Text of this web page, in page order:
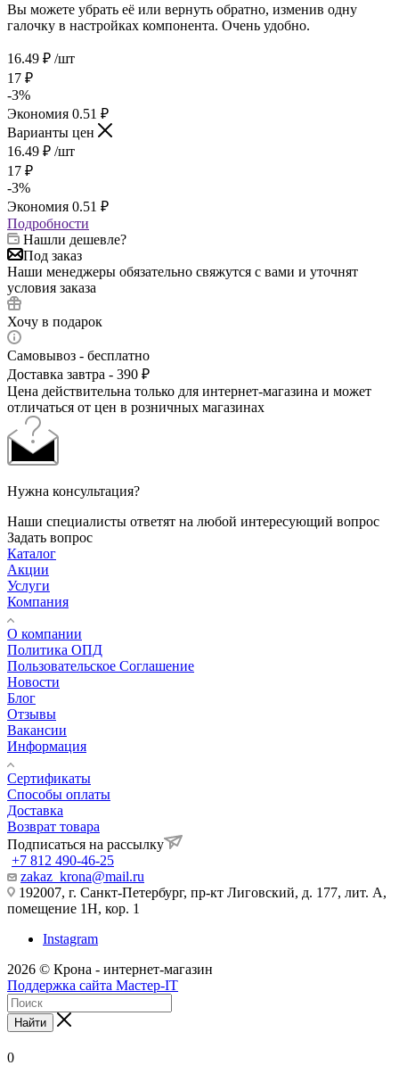
Вы можете убрать её или вернуть обратно, изменив одну
галочку в настройках компонента. Очень удобно.
16.49 ₽ /шт
17 ₽
-3%
Экономия 0.51 ₽
Варианты цен
16.49 ₽ /шт
17 ₽
-3%
Экономия 0.51 ₽
Подробности
Нашли дешевле?
Под заказ
Наши менеджеры обязательно свяжутся с вами и уточнят
условия заказа
Хочу в подарок
Самовывоз - бесплатно
Доставка завтра - 390 ₽
Цена действительна только для интернет-магазина и может
отличаться от цен в розничных магазинах
Нужна консультация?
Наши специалисты ответят на любой интересующий вопрос
Задать вопрос
Каталог
Акции
Услуги
Компания
О компании
Политика ОПД
Пользовательское Соглашение
Новости
Блог
Отзывы
Вакансии
Информация
Сертификаты
Способы оплаты
Доставка
Возврат товара
Подписаться на рассылку
+7 812 490-46-25
zakaz_krona@mail.ru
192007, г. Санкт-Петербург, пр-кт Лиговский, д. 177, лит. А,
помещение 1Н, кор. 1
Instagram
2026 © Крона - интернет-магазин
Поддержка сайта Мастер-IT
Найти
0